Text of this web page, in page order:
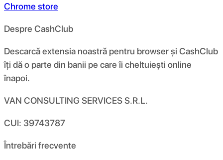
Chrome store
Despre CashClub
Descarcă extensia noastră pentru browser și CashClub
îți dă o parte din banii pe care îi cheltuiești online
înapoi.
VAN CONSULTING SERVICES S.R.L.
CUI: 39743787
Întrebări frecvente